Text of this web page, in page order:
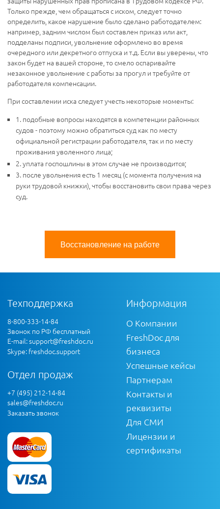
Только прежде, чем обращаться с иском, следует точно
определить, какое нарушение было сделано работодателем:
например, задним числом был составлен приказ или акт,
подделаны подписи, увольнение оформлено во время
очередного или декретного отпуска и т.д. Если вы уверены, что
закон будет на вашей стороне, то смело оспаривайте
незаконное увольнение с работы за прогул и требуйте от
работодателя компенсации.
При составлении иска следует учесть некоторые моменты:
1. подобные вопросы находятся в компетенции районных
судов - поэтому можно обратиться суд как по месту
официальной регистрации работодателя, так и по месту
проживания уволенного лица;
2. уплата госпошлины в этом случае не производится;
3. после увольнения есть 1 месяц (с момента получения на
руки трудовой книжки), чтобы восстановить свои права через
суд.
Восстановление на работе
Техподдержка
8-800-333-14-84
Звонок по РФ бесплатный
E-mail:support@freshdoc.ru
Skype: freshdoc.support
Отдел продаж
+7 (495) 212-14-84
sales@freshdoc.ru
Заказать звонок
Информация
О Компании
FreshDoc для
бизнеса
Успешные кейсы
Партнерам
Контакты и
реквизиты
Для СМИ
Лицензии и
сертификаты